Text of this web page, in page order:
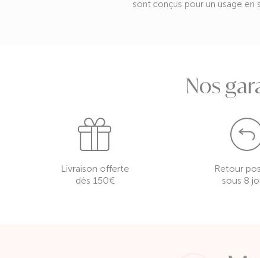
sont conçus pour un usage en
Nos
Livraison offerte
dès 150€
Retour
sous 8